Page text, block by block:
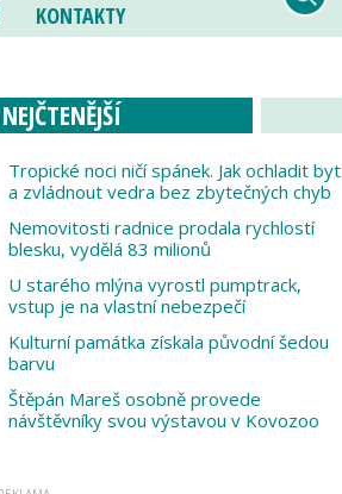
KONTAKTY
NEJČTENĚJŠÍ
Tropické noci ničí spánek. Jak ochladit byt
a zvládnout vedra bez zbytečných chyb
Nemovitosti radnice prodala rychlostí
blesku, vydělá 83 milionů
U starého mlýna vyrostl pumptrack,
vstup je na vlastní nebezpečí
Kulturní památka získala původní šedou
barvu
Štěpán Mareš osobně provede
návštěvníky svou výstavou v Kovozoo